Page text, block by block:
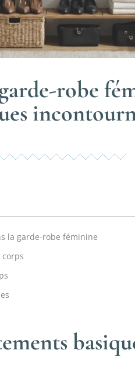
robe
la garde-robe féminine